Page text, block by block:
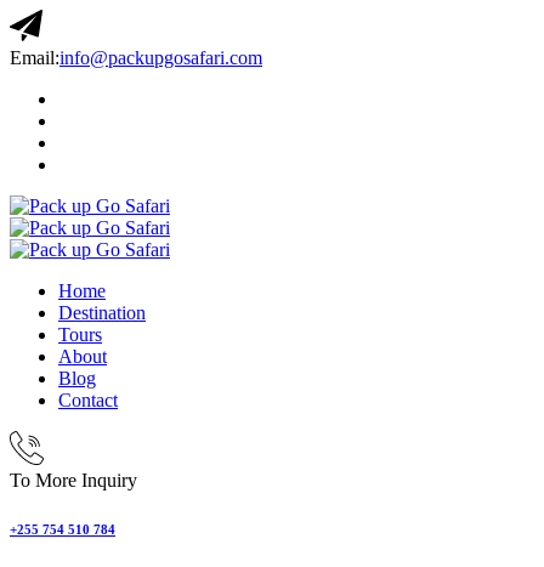
Email:info@packupgosafari.com
Home
Destination
Tours
About
Blog
Contact
To More Inquiry
+255 754 510 784